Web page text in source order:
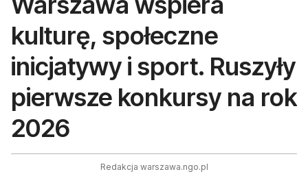
kulturę, społeczne
inicjatywy i sport. Ruszyły
pierwsze konkursy na rok
2026
Redakcja warszawa.ngo.pl